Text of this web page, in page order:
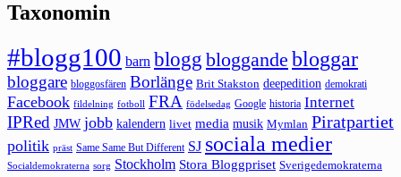
Taxonomin
#blogg100 barn blogg bloggande bloggar
bloggare bloggosfären Borlänge Brit Stakston deepedition demokrati
Facebook fildelning fotboll FRA födelsedag Google historia Internet
IPRed JMW jobb kalendern livet media musik Mymlan Piratpartiet
politik präst Same Same But Different SJ sociala medier
Socialdemokraterna sorg Stockholm Stora Bloggpriset Sverigedemokraterna